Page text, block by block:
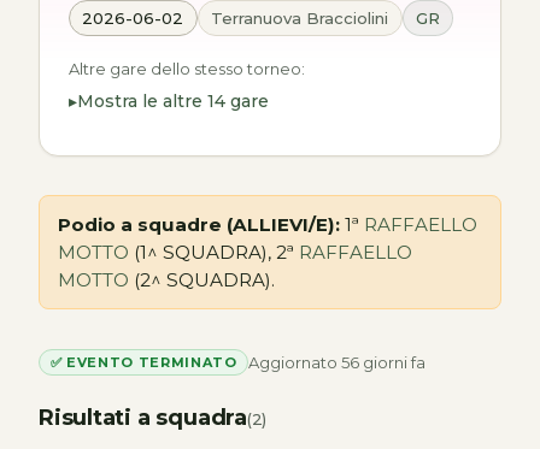
2026-06-02 Terranuova Bracciolini GR
Altre gare dello stesso torneo:
Mostra le altre 14 gare
Podio a squadre (ALLIEVI/E): 1ª RAFFAELLO
MOTTO (1^ SQUADRA), 2ª RAFFAELLO
MOTTO (2^ SQUADRA).
✅ EVENTO TERMINATO Aggiornato 56 giorni fa
Risultati a squadra(2)